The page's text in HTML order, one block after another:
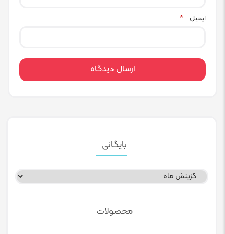
ایمیل *
بایگانی
بایگانی
محصولات